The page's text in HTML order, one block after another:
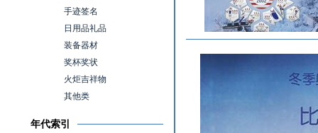
手迹签名
日用品礼品
装备器材
奖杯奖状
火炬吉祥物
其他类
年代索引